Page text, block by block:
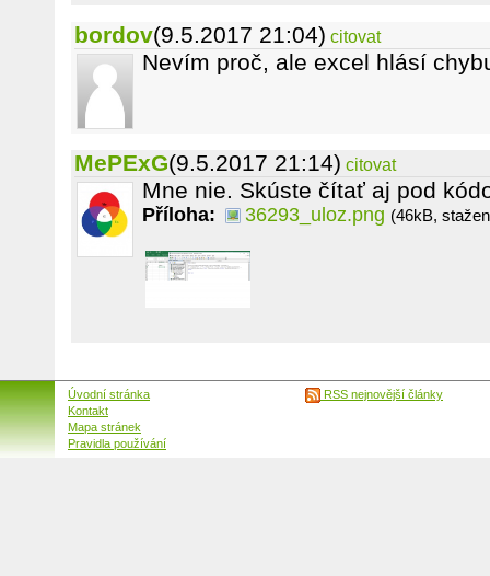
bordov(9.5.2017 21:04) citovat
Nevím proč, ale excel hlásí
MePExG(9.5.2017 21:14) citovat
Mne nie. Skúste čítať aj pod
Příloha: 36293_uloz.png (46kB,
Úvodní stránka
Kontakt
Mapa stránek
Pravidla používání
RSS nejnovější články